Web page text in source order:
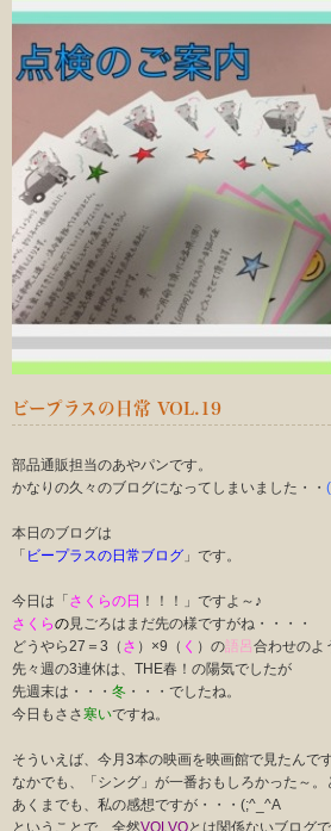
ビープラスの日常 VOL.19
部品通販担当のあやパンです。
かなりの久々のブログになってしまいました・・
本日のブログは
「 ビープラスの日常ブログ 」です。
今日は「 さくらの日 ！！！」ですよ～♪
さくらの見ごろはまだ先の様ですがね・・・・
どうやら27＝3（ さ ）×9（ く ）の語呂合わせのよ
先々週の3連休は、THE春！の陽気でしたが
先週末は・・・ 冬 ・・・でしたね。
今日もささ寒いですね。
そういえば、今月3本の映画を映画館で見たんで
なかでも、「シング」が一番おもしろかった～。
あくまでも、私の感想ですが・・・(;^_^A
ということで、全然VOLVOとは関係ないブログ